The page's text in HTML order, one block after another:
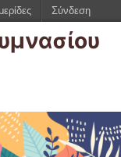
Σύνδεση